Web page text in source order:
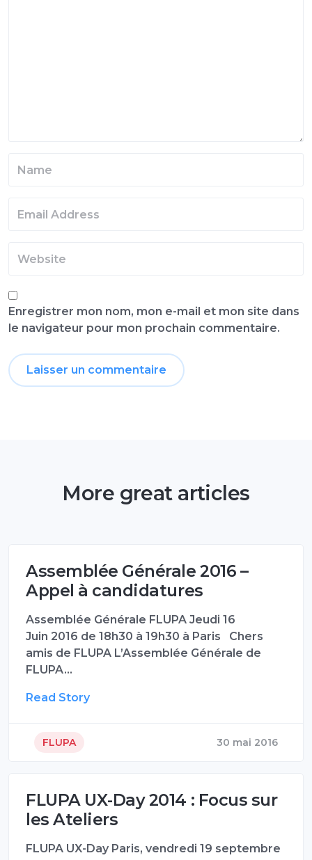
Enregistrer mon nom, mon e-mail et mon site dans
le navigateur pour mon prochain commentaire.
More great articles
Assemblée Générale 2016 –
Appel à candidatures
Assemblée Générale FLUPA Jeudi 16
Juin 2016 de 18h30 à 19h30 à Paris Chers
amis de FLUPA L’Assemblée Générale de
FLUPA…
Read Story
FLUPA 30 mai 2016
FLUPA UX-Day 2014 : Focus sur
les Ateliers
FLUPA UX-Day Paris, vendredi 19 septembre